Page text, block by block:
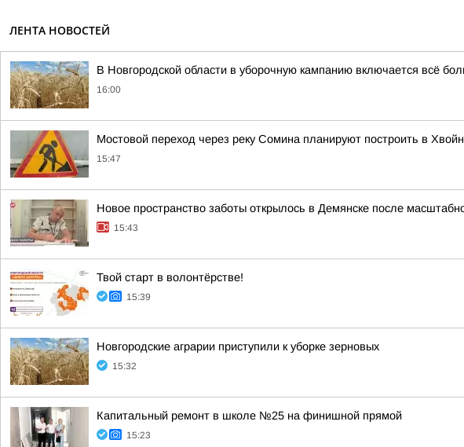
ЛЕНТА НОВОСТЕЙ
В Новгородской области в уборочную кампанию включается всё
16:00
Мостовой переход через реку Сомина планируют построить в
15:47
Новое пространство заботы открылось в Демянске после
15:43
Твой старт в волонтёрстве!
15:39
Новгородские аграрии приступили к уборке зерновых
15:32
Капитальный ремонт в школе №25 на финишной прямой
15:23